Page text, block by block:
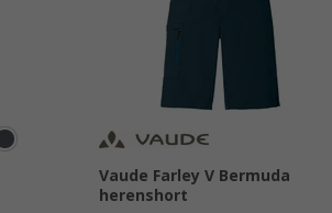
Vaude Farley V Bermuda
herenshort